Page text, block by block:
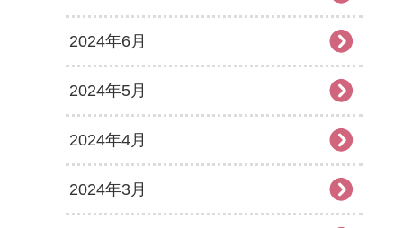
2024年6月
2024年5月
2024年4月
2024年3月